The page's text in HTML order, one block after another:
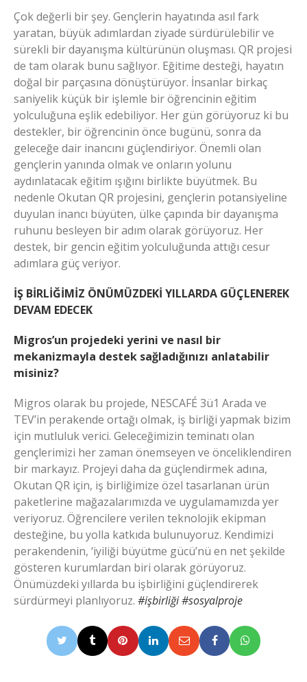
Çok değerli bir şey. Gençlerin hayatında asıl fark
yaratan, büyük adımlardan ziyade sürdürülebilir ve
sürekli bir dayanışma kültürünün oluşması. QR projesi
de tam olarak bunu sağlıyor. Eğitime desteği, hayatın
doğal bir parçasına dönüştürüyor. İnsanlar birkaç
saniyelik küçük bir işlemle bir öğrencinin eğitim
yolculuğuna eşlik edebiliyor. Her gün görüyoruz ki bu
destekler, bir öğrencinin önce bugünü, sonra da
geleceğe dair inancını güçlendiriyor. Önemli olan
gençlerin yanında olmak ve onların yolunu
aydınlatacak eğitim ışığını birlikte büyütmek. Bu
nedenle Okutan QR projesini, gençlerin potansiyeline
duyulan inancı büyüten, ülke çapında bir dayanışma
ruhunu besleyen bir adım olarak görüyoruz. Her
destek, bir gencin eğitim yolculuğunda attığı cesur
adımlara güç veriyor.
İŞ BİRLİĞİMİZ ÖNÜMÜZDEKİ YILLARDA GÜÇLENEREK
DEVAM EDECEK
Migros’un projedeki yerini ve nasıl bir
mekanizmayla destek sağladığınızı anlatabilir
misiniz?
Migros olarak bu projede, NESCAFÉ 3ü1 Arada ve
TEV’in perakende ortağı olmak, iş birliği yapmak bizim
için mutluluk verici. Geleceğimizin teminatı olan
gençlerimizi her zaman önemseyen ve önceliklendiren
bir markayız. Projeyi daha da güçlendirmek adına,
Okutan QR için, iş birliğimize özel tasarlanan ürün
paketlerine mağazalarımızda ve uygulamamızda yer
veriyoruz. Öğrencilere verilen teknolojik ekipman
desteğine, bu yolla katkıda bulunuyoruz. Kendimizi
perakendenin, ‘iyiliği büyütme gücü’nü en net şekilde
gösteren kurumlardan biri olarak görüyoruz.
Önümüzdeki yıllarda bu işbirliğini güçlendirerek
sürdürmeyi planlıyoruz. #işbirliği #sosyalproje